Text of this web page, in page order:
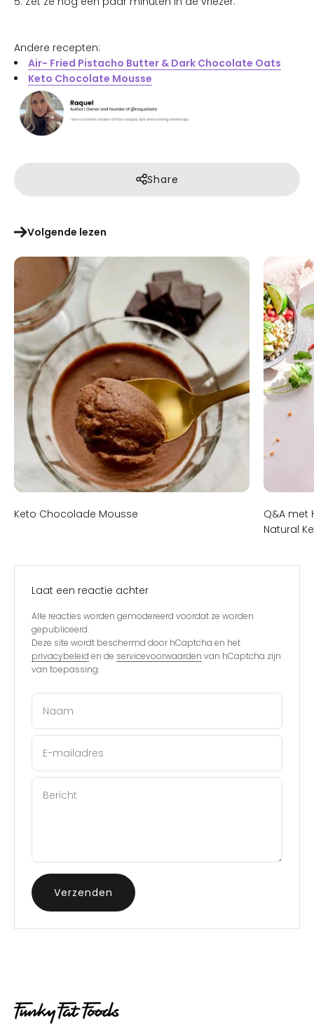
Andere recepten:
Air- Fried Pistacho Butter & Dark Chocolate Oats
Keto Chocolate Mousse
Share
Volgende lezen
Keto Chocolade Mousse
Q&A met
Natural
Laat een reactie achter
Alle reacties worden gemodereerd voordat ze worden
gepubliceerd.
Deze site wordt beschermd door hCaptcha en het
privacybeleid en de servicevoorwaarden van hCaptcha zijn
van toepassing.
Naam
E-mailadres
Bericht
Verzenden